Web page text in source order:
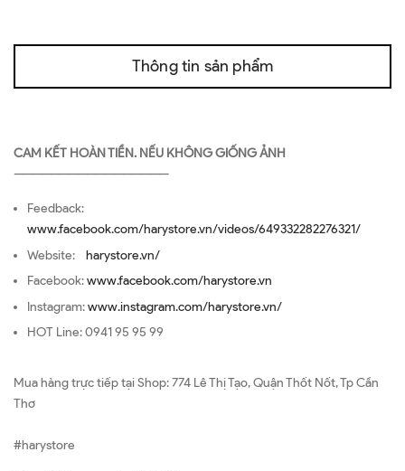
Thông tin sản phẩm
CAM KẾT HOÀN TIỀN. NẾU KHÔNG GIỐNG ẢNH
—————————————————
Feedback:
www.facebook.com/harystore.vn/videos/649332282276321/
Website: harystore.vn/
Facebook:www.facebook.com/harystore.vn
Instagram:www.instagram.com/harystore.vn/
HOT Line: 0941 95 95 99
Mua hàng trực tiếp tại Shop: 774 Lê Thị Tạo, Quận Thốt Nốt, Tp Cần
Thơ
#harystore